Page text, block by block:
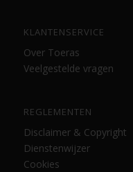
KLANTENSERVICE
Over Toeras
Veelgestelde vragen
REGLEMENTEN
Disclaimer & Copyright
Dienstenwijzer
Cookies